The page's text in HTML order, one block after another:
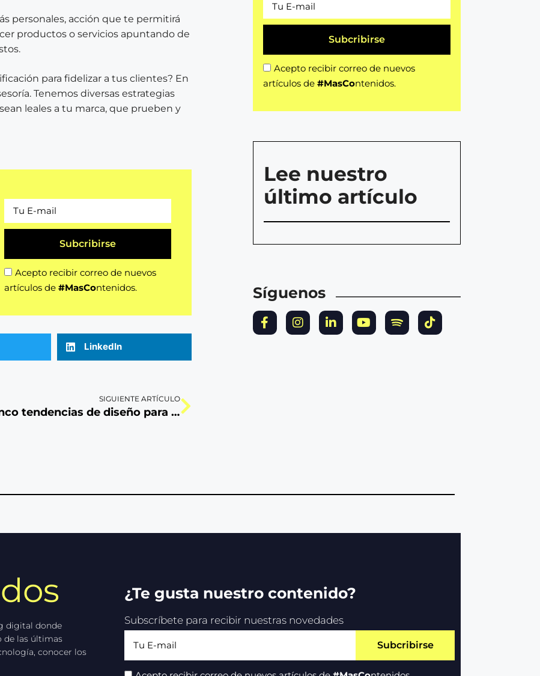
personales, acción que te permitirá
productos o servicios apuntando de
para fidelizar a tus clientes? En
Tenemos diversas estrategias
leales a tu marca, que prueben y
Acepto recibir correo de nuevos
artículos de #MasContenidos.
Subcribirse
LinkedIn
SIGUIENTE ARTÍCULO
Cinco tendencias de diseño para websites
Acepto recibir correo de nuevos
artículos de #MasContenidos.
Subcribirse
Lee nuestro
último artículo
Síguenos
digital donde
de las últimas
conocer los
¿Te gusta nuestro contenido?
Subscríbete para recibir nuestras novedades
Subcribirse